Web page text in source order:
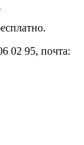
02 95, почта: